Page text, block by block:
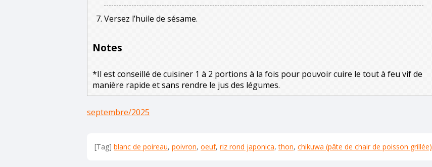
Versez l’huile de sésame.
Notes
*Il est conseillé de cuisiner 1 à 2 portions à la fois pour pouvoir cuire le tout à feu vif de
manière rapide et sans rendre le jus des légumes.
septembre/2025
[Tag] blanc de poireau, poivron, oeuf, riz rond japonica,thon, chikuwa (pâte de chair de poisson grillée)